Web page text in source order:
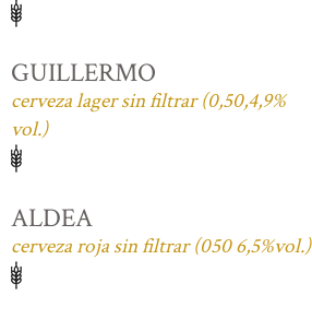
GUILLERMO
cerveza lager sin filtrar (0,50,4,9%
vol.)
ALDEA
cerveza roja sin filtrar (050 6,5%vol.)